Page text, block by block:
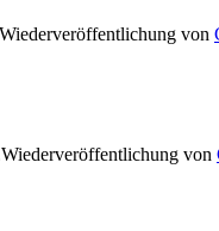
Wiederveröffentlichung von
Wiederveröffentlichung von